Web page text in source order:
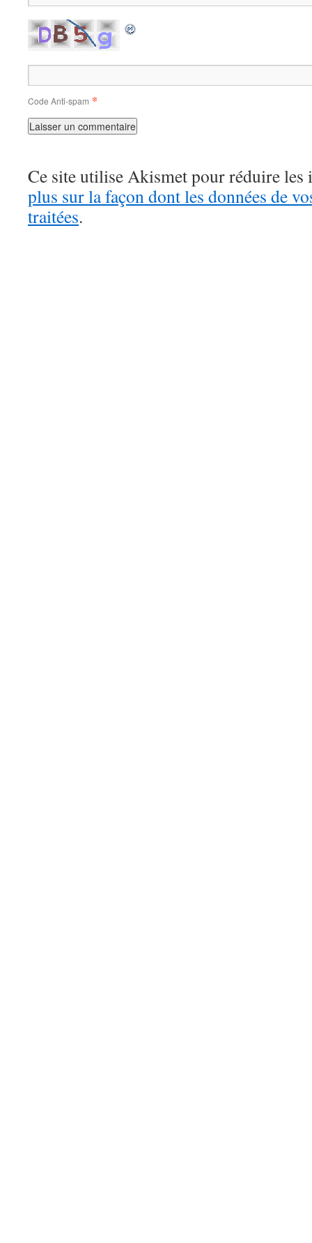
Code Anti-spam *
Ce site utilise Akismet pour réduire les
plus sur la façon dont les données de
traitées.